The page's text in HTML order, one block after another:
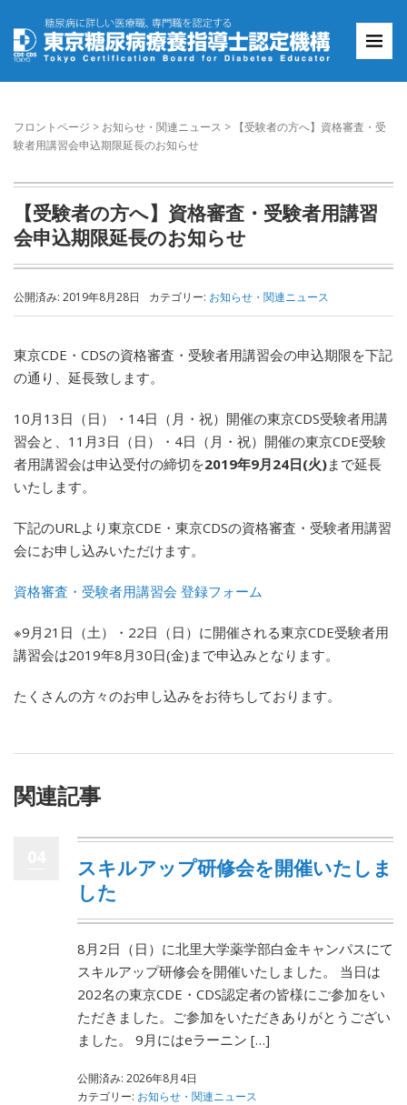
フロントページ > お知らせ・関連ニュース > 【受験者の方へ】資格審査・受
験者用講習会申込期限延長のお知らせ
【受験者の方へ】資格審査・受験者用講習
会申込期限延長のお知らせ
公開済み: 2019年8月28日 カテゴリー: お知らせ・関連ニュース
東京CDE・CDSの資格審査・受験者用講習会の申込期限を下記
の通り、延長致します。
10月13日（日）・14日（月・祝）開催の東京CDS受験者用講
習会と、11月3日（日）・4日（月・祝）開催の東京CDE受験
者用講習会は申込受付の締切を2019年9月24日(火)まで延長
いたします。
下記のURLより東京CDE・東京CDSの資格審査・受験者用講習
会にお申し込みいただけます。
資格審査・受験者用講習会 登録フォーム
※9月21日（土）・22日（日）に開催される東京CDE受験者用
講習会は2019年8月30日(金)まで申込みとなります。
たくさんの方々のお申し込みをお待ちしております。
関連記事
スキルアップ研修会を開催いたしま
した
8月2日（日）に北里大学薬学部白金キャンパスにて
スキルアップ研修会を開催いたしました。 当日は
202名の東京CDE・CDS認定者の皆様にご参加をい
ただきました。ご参加をいただきありがとうござい
ました。 9月にはeラーニン […]
公開済み: 2026年8月4日
カテゴリー: お知らせ・関連ニュース